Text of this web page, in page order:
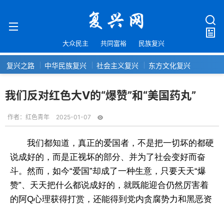
大众民主 共同富裕 民族复兴
复兴之路 中华民族复兴 社会主义复兴 东方文化复兴
我们反对红色大V的“爆赞”和“美国药丸”
作者： 红色青年 2025-01-07
我们都知道，真正的爱国者，不是把一切坏的都硬
说成好的，而是正视坏的部分、并为了社会变好而奋
斗。然而，如今“爱国”却成了一种生意，只要天天“爆
赞”、天天把什么都说成好的，就既能迎合仍然厉害着
的阿Q心理获得打赏，还能得到党内贪腐势力和黑恶资